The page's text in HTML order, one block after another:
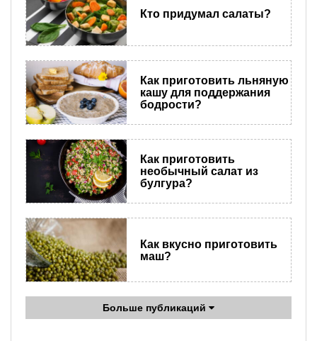
Кто придумал салаты?
Как приготовить льняную
кашу для поддержания
бодрости?
Как приготовить
необычный салат из
булгура?
Как вкусно приготовить
маш?
Больше публикаций